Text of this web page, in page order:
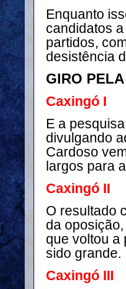
Enquanto
candidatos
partidos,
desistência
GIRO
Caxingó I
E a
divulgando
Cardoso
largos para
Caxingó II
O resultado
da
que voltou a
sido grande.
Caxingó III